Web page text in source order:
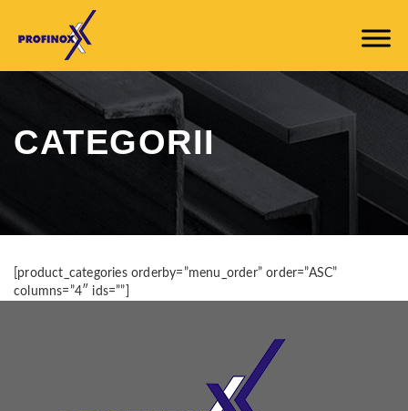
CATEGORII
[product_categories orderby=”menu_order” order=”ASC”
columns=”4″ ids=””]